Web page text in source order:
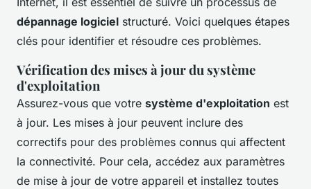
dépannage logiciel structuré. Voici quelques étapes
clés pour identifier et résoudre ces problèmes.
Vérification des mises à jour du système
d'exploitation
Assurez-vous que votre système d'exploitation est
à jour. Les mises à jour peuvent inclure des
correctifs pour des problèmes connus qui affectent
la connectivité. Pour cela, accédez aux paramètres
de mise à jour de votre appareil et installez toutes